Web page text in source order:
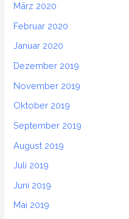
März 2020
Februar 2020
Januar 2020
Dezember 2019
November 2019
Oktober 2019
September 2019
August 2019
Juli 2019
Juni 2019
Mai 2019